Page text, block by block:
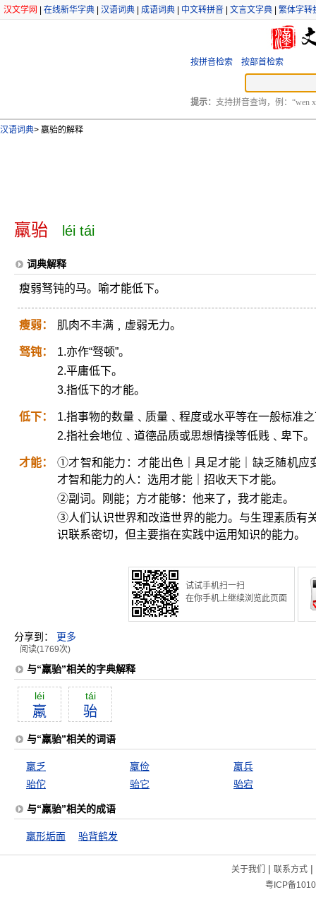
汉文学网 在线新华字典 汉语词典 成语词典 中文转拼音 文言文字典 繁体字转
按拼音检索 按部首检索
提示： 支持拼音查询，例：“wen
汉语词典> 羸骀的解释
羸骀 léi tái
词典解释
瘦弱驽钝的马。喻才能低下。
瘦弱： 肌肉不丰满﹐虚弱无力。
驽钝：
1.亦作“驽顿”。
2.平庸低下。
3.指低下的才能。
低下：
1.指事物的数量﹑质量﹑程度或水平等在一般标准
2.指社会地位﹑道德品质或思想情操等低贱﹑卑下。
才能：
①才智和能力：才能出色｜具足才能｜缺乏随机应
才智和能力的人：选用才能｜招收天下才能。
②副词。刚能；方才能够：他来了，我才能走。
③人们认识世界和改造世界的能力。与生理素质有
识联系密切，但主要指在实践中运用知识的能力。
试试手机扫一扫
在你手机上继续浏览此页面
分享到： 更多
阅读(1769次)
与“羸骀”相关的字典解释
léi
羸
tái
骀
与“羸骀”相关的词语
羸乏 羸俭
羸兵
骀佗
骀它 骀宕
与“羸骀”相关的成语
羸形垢面 骀背鹤发
关于我们 | 联系方式|
粤ICP备